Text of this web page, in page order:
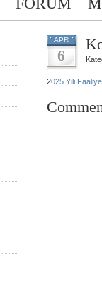
APR
6
2025 Yili